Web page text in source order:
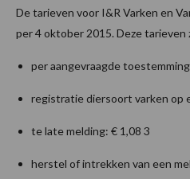
De tarieven voor I&R Varken en
per 4 oktober 2015. Deze tarieven
per aangevraagde
registratie diersoort varken op
te late melding: € 1,08 3
herstel of intrekken van een